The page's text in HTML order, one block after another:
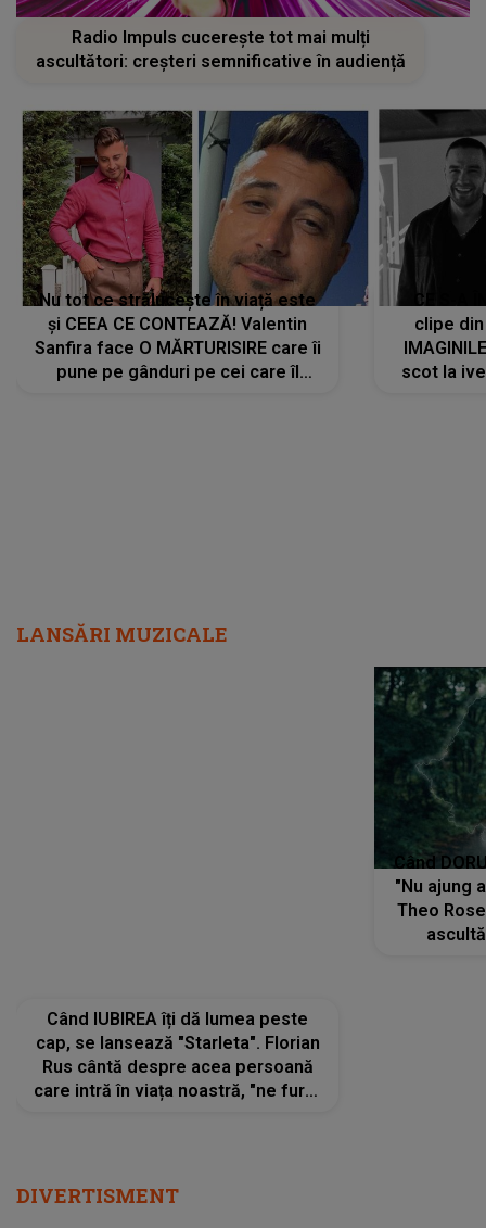
Radio Impuls cucerește tot mai mulți
ascultători: creșteri semnificative în audiență
Nu tot ce strălucește în viață este
și CEEA CE CONTEAZĂ! Valentin
Sanfira face O MĂRTURISIRE care îi
pune pe gânduri pe cei care îl
CE S-A
clipe
scot la
LANSĂRI MUZICALE
pentru care zâmbim
Când
"Nu ajung
Theo
DIVERTISMENT